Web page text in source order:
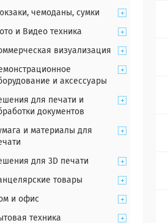
чемоданы, сумки
и Видео техника
визуализация
и аксессуары
для печати и
документов
и материалы для
для 3D печати
товары
и офис
техника